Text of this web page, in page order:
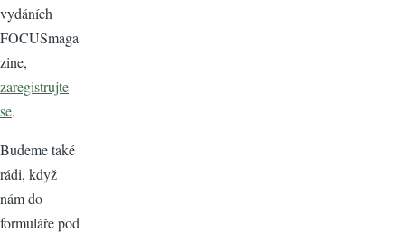
vydáních
FOCUSmaga
zine,
zaregistrujte
se.
Budeme také
rádi, když
nám do
formuláře pod